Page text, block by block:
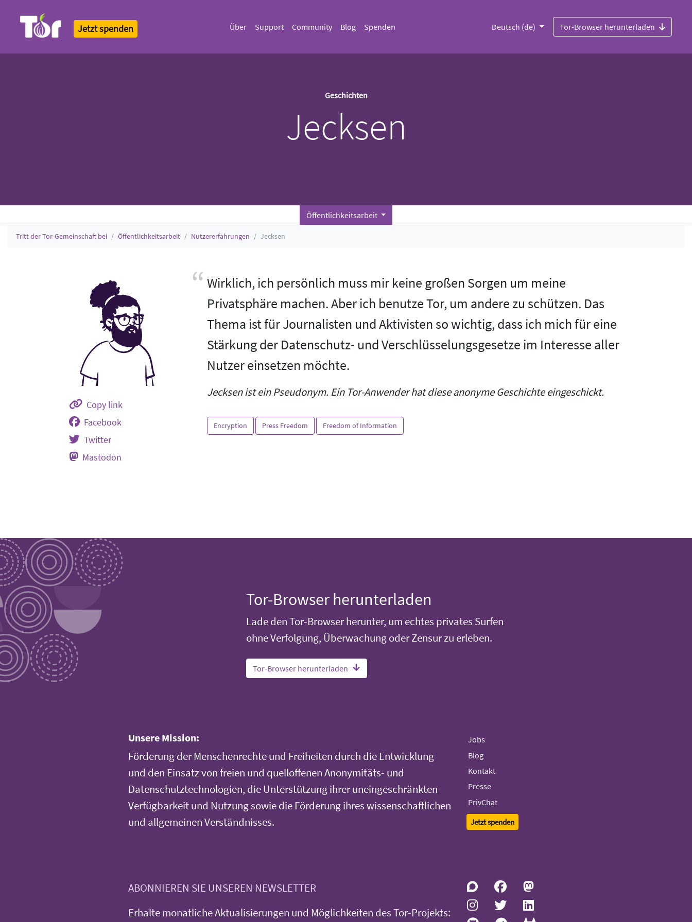
Jetzt spenden Über Support Community Blog Spenden Deutsch (de) Tor-Browser herunterladen
Geschichten
Jecksen
Öffentlichkeitsarbeit
Tritt der Tor-Gemeinschaft bei Öffentlichkeitsarbeit Nutzererfahrungen Jecksen
Copy link
Facebook
Twitter
Mastodon
Wirklich, ich persönlich muss mir keine großen Sorgen um meine
Privatsphäre machen. Aber ich benutze Tor, um andere zu schützen. Das
Thema ist für Journalisten und Aktivisten so wichtig, dass ich mich für eine
Stärkung der Datenschutz- und Verschlüsselungsgesetze im Interesse aller
Nutzer einsetzen möchte.
Jecksen ist ein Pseudonym. Ein Tor-Anwender hat diese anonyme Geschichte eingeschickt.
Encryption Press Freedom Freedom of Information
Tor-Browser herunterladen
Lade den Tor-Browser herunter, um echtes privates Surfen
ohne Verfolgung, Überwachung oder Zensur zu erleben.
Tor-Browser herunterladen
Unsere Mission:
Förderung der Menschenrechte und Freiheiten durch die Entwicklung
und den Einsatz von freien und quelloffenen Anonymitäts- und
Datenschutztechnologien, die Unterstützung ihrer uneingeschränkten
Verfügbarkeit und Nutzung sowie die Förderung ihres wissenschaftlichen
und allgemeinen Verständnisses.
Jobs
Blog
Kontakt
Presse
PrivChat
Jetzt spenden
ABONNIEREN SIE UNSEREN NEWSLETTER
Erhalte monatliche Aktualisierungen und Möglichkeiten des Tor-Projekts: